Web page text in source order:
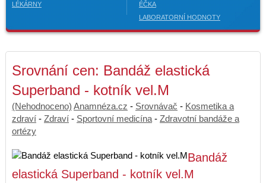
LÉKÁRNY
ÉČKA
LABORATORNÍ HODNOTY
Srovnání cen: Bandáž elastická
Superband - kotník vel.M
(Nehodnoceno) Anamnéza.cz - Srovnávač - Kosmetika a
zdraví - Zdraví - Sportovní medicína - Zdravotní bandáže a
ortézy
Bandáž
elastická Superband - kotník vel.M